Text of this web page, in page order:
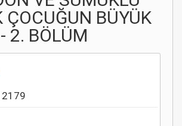
ÇOCUĞUN BÜYÜK
2. BÖLÜM